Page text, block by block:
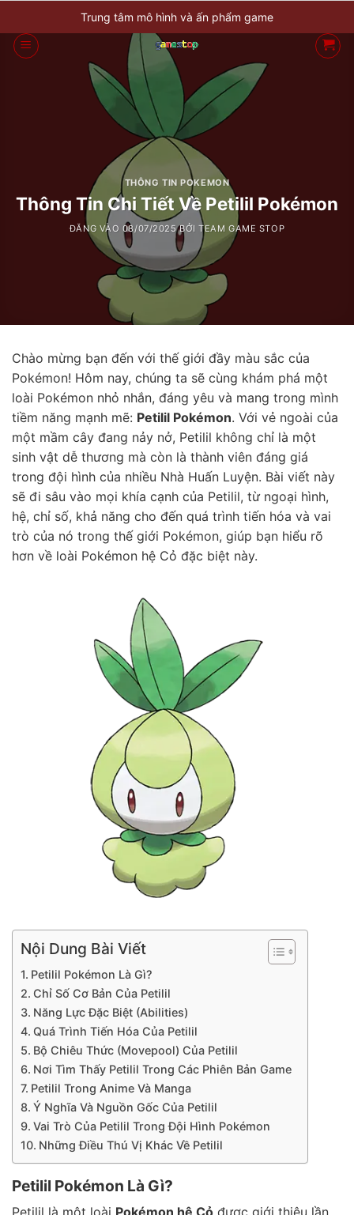
qua
nội
Trung tâm mô hình và ấn phẩm game
THÔNG TIN POKEMON
Thông Tin Chi Tiết Về Petilil Pokémon
ĐĂNG VÀO 08/07/2025 BỞITEAM GAME STOP
Chào mừng bạn đến với thế giới đầy màu sắc của
Pokémon! Hôm nay, chúng ta sẽ cùng khám phá một
loài Pokémon nhỏ nhắn, đáng yêu và mang trong mình
tiềm năng mạnh mẽ: Petilil Pokémon. Với vẻ ngoài của
một mầm cây đang nảy nở, Petilil không chỉ là một
sinh vật dễ thương mà còn là thành viên đáng giá
trong đội hình của nhiều Nhà Huấn Luyện. Bài viết này
sẽ đi sâu vào mọi khía cạnh của Petilil, từ ngoại hình,
hệ, chỉ số, khả năng cho đến quá trình tiến hóa và vai
trò của nó trong thế giới Pokémon, giúp bạn hiểu rõ
hơn về loài Pokémon hệ Cỏ đặc biệt này.
Nội Dung Bài Viết
Petilil Pokémon Là Gì?
Chỉ Số Cơ Bản Của Petilil
Năng Lực Đặc Biệt (Abilities)
Quá Trình Tiến Hóa Của Petilil
Bộ Chiêu Thức (Movepool) Của Petilil
Nơi Tìm Thấy Petilil Trong Các Phiên Bản Game
Petilil Trong Anime Và Manga
Ý Nghĩa Và Nguồn Gốc Của Petilil
Vai Trò Của Petilil Trong Đội Hình Pokémon
Những Điều Thú Vị Khác Về Petilil
Petilil Pokémon Là Gì?